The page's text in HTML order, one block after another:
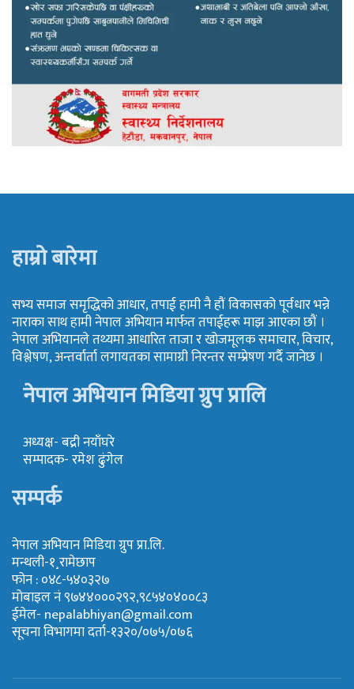
हाम्रो बारेमा
सभ्य समाज समृद्धिको आधार, तपाई हामी नै हौं विकासको पूर्वधार भन्ने
नाराका साथ हामी नेपाल अभियान मार्फत तपाईहरू माझ आएका छौं ।
नेपाल अभियानले तथ्यमा आधारित ताजा र खोजमूलक समाचार, विचार,
विश्लेषण, अन्तर्वार्ता लगायतका सामाग्री निरन्तर सम्प्रेषण गर्दै जानेछ ।
नेपाल अभियान मिडिया ग्रुप प्रालि
अध्यक्ष- बद्री नयाँघरे
सम्पादक- रमेश ढुंगेल
सम्पर्क
नेपाल अभियान मिडिया ग्रुप प्रा.लि.
मन्थली-१¸रामेछाप
फोन : ०४८-५४०३२७
मोबाइल नं ९७४४०००२९२,९८५४०४००८३
ईमेल- nepalabhiyan@gmail.com
सूचना विभागमा दर्ता-१३२०/०७५/०७६